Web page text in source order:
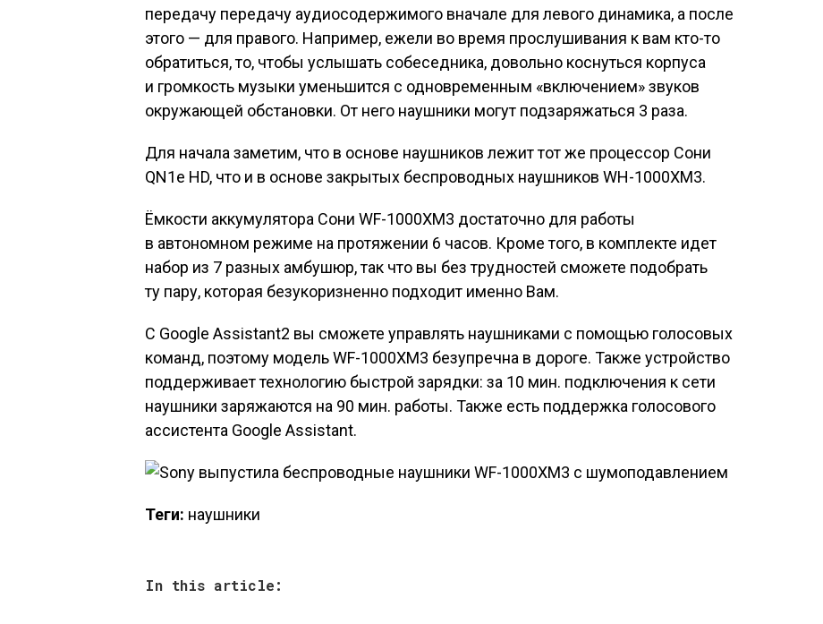
передачу передачу аудиосодержимого вначале для левого динамика, а после
этого — для правого. Например, ежели во время прослушивания к вам кто-то
обратиться, то, чтобы услышать собеседника, довольно коснуться корпуса
и громкость музыки уменьшится с одновременным «включением» звуков
окружающей обстановки. От него наушники могут подзаряжаться 3 раза.
Для начала заметим, что в основе наушников лежит тот же процессор Сони
QN1e HD, что и в основе закрытых беспроводных наушников WH-1000XM3.
Ёмкости аккумулятора Сони WF-1000XM3 достаточно для работы
в автономном режиме на протяжении 6 часов. Кроме того, в комплекте идет
набор из 7 разных амбушюр, так что вы без трудностей сможете подобрать
ту пару, которая безукоризненно подходит именно Вам.
С Google Assistant2 вы сможете управлять наушниками с помощью голосовых
команд, поэтому модель WF-1000XM3 безупречна в дороге. Также устройство
поддерживает технологию быстрой зарядки: за 10 мин. подключения к сети
наушники заряжаются на 90 мин. работы. Также есть поддержка голосового
ассистента Google Assistant.
Теги: наушники
In this article: